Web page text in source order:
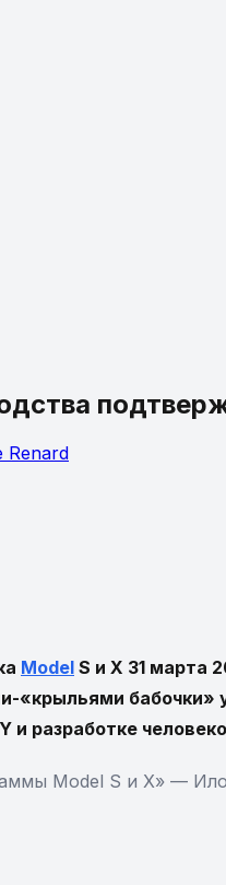
Renard
Model S и X 31 марта
«крыльями
и разработке
Model S и X» —